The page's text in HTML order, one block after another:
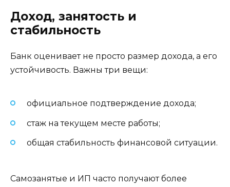
Доход, занятость и
стабильность
Банк оценивает не просто размер дохода, а его
устойчивость. Важны три вещи:
официальное подтверждение дохода;
стаж на текущем месте работы;
общая стабильность финансовой ситуации.
Самозанятые и ИП часто получают более